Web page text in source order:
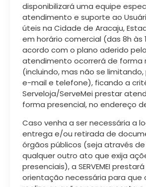
disponibilizará uma equipe
atendimento e suporte ao
úteis na Cidade de Aracaju,
em horário comercial (das 8h às
acordo com o plano aderido
atendimento ocorrerá de forma
(incluindo, mas não se
e-mail e telefone), ficando a
Serveloja/ServeMei prestar
forma presencial, no endereço
Caso venha a ser necessária a
entrega e/ou retirada de
órgãos públicos (seja através
qualquer outro ato que exija
presenciais), a SERVEMEI
orientação necessária para que